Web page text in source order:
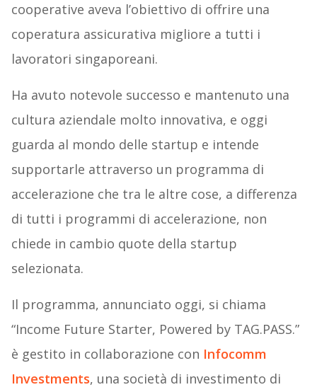
cooperative aveva l’obiettivo di offrire una
coperatura assicurativa migliore a tutti i
lavoratori singaporeani.
Ha avuto notevole successo e mantenuto una
cultura aziendale molto innovativa, e oggi
guarda al mondo delle startup e intende
supportarle attraverso un programma di
accelerazione che tra le altre cose, a differenza
di tutti i programmi di accelerazione, non
chiede in cambio quote della startup
selezionata.
Il programma, annunciato oggi, si chiama
“Income Future Starter, Powered by TAG.PASS.”
è gestito in collaborazione con Infocomm
Investments, una società di investimento di